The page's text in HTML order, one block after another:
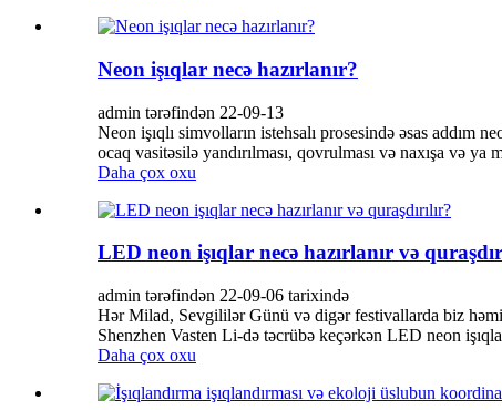
Neon işıqlar necə hazırlanır?
admin tərəfindən 22-09-13
Neon işıqlı simvolların istehsalı prosesində əsas addım
ocaq vasitəsilə yandırılması, qovrulması və naxışa və ya
Daha çox oxu
LED neon işıqlar necə hazırlanır və
admin tərəfindən 22-09-06 tarixində
Hər Milad, Sevgililər Günü və digər festivallarda biz
Shenzhen Vasten Li-də təcrübə keçərkən LED neon
Daha çox oxu